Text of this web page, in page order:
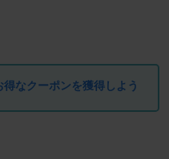
なクーポンを獲得しよう